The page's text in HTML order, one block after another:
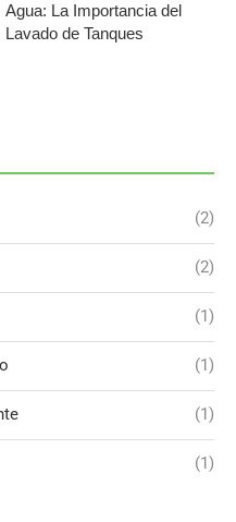
Agua: La Importancia del
Lavado de Tanques
(2)
(2)
(1)
(1)
(1)
(1)